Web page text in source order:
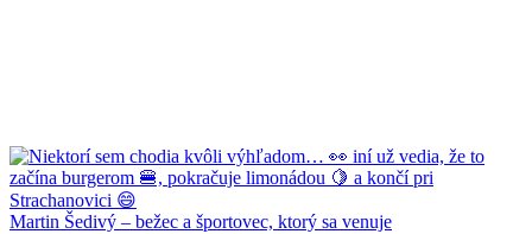
Martin Šedivý – bežec a športovec, ktorý sa venuje